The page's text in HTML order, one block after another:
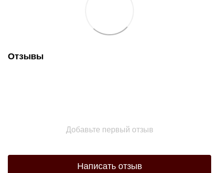
Отзывы
Добавьте первый отзыв
Написать отзыв